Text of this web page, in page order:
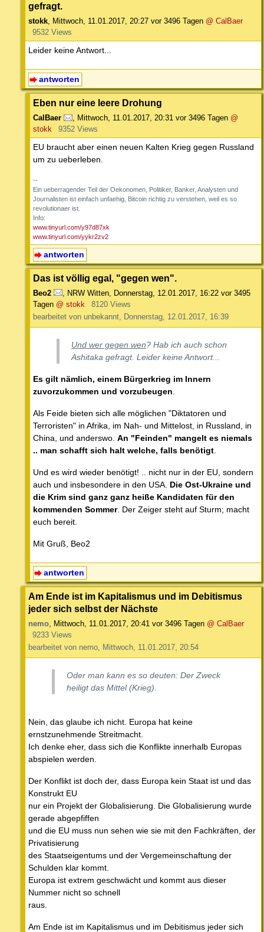
gefragt.
stokk, Mittwoch, 11.01.2017, 20:27 vor 3496 Tagen @ CalBaer
9532 Views
Leider keine Antwort...
antworten
Eben nur eine leere Drohung
CalBaer , Mittwoch, 11.01.2017, 20:31 vor 3496 Tagen @
stokk
9352 Views
EU braucht aber einen neuen Kalten Krieg gegen Russland
um zu ueberleben.
--
Ein ueberragender Teil der Oekonomen, Politiker, Banker, Analysten und
Journalisten ist einfach unfaehig, Bitcoin richtig zu verstehen, weil es so
revolutionaer ist.
Info:
www.tinyurl.com/y97d87xk
www.tinyurl.com/yykr2zv2
antworten
Das ist völlig egal, "gegen wen".
Beo2 NRW Witten Donnerstag, 12.01.2017, 16:22 vor 3495
Tagen @ stokk
8120 Views
bearbeitet von unbekannt, Donnerstag, 12.01.2017, 16:39
Und wer gegen wen? Hab ich auch schon
Ashitaka gefragt. Leider keine Antwort...
Es gilt nämlich, einem Bürgerkrieg im Innern
zuvorzukommen und vorzubeugen
Als Feide bieten sich alle möglichen "Diktatoren und
Terroristen" in Afrika, im Nah- und Mittelost, in Russland, in
China, und anderswo. An "Feinden" mangelt es niemals
.. man schafft sich halt welche, falls benötigt
Und es wird wieder benötigt! .. nicht nur in der EU, sondern
auch und insbesondere in den USA. Die Ost-Ukraine und
die Krim sind ganz ganz heiße Kandidaten für den
kommenden Sommer. Der Zeiger steht auf Sturm; macht
euch bereit.
Mit Gruß, Beo2
antworten
Am Ende ist im Kapitalismus und im Debitismus
jeder sich selbst der Nächste
nemo Mittwoch, 11.01.2017, 20:41 vor 3496 Tagen @ CalBaer
9233 Views
bearbeitet von nemo, Mittwoch, 11.01.2017, 20:54
Oder man kann es so deuten: Der Zweck
heiligt das Mittel (Krieg).
Nein, das glaube ich nicht. Europa hat keine
ernstzunehmende Streitmacht.
Ich denke eher, dass sich die Konflikte innerhalb Europas
abspielen werden.
Der Konflikt ist doch der, dass Europa kein Staat ist und das
Konstrukt EU
nur ein Projekt der Globalisierung. Die Globalisierung wurde
gerade abgepfiffen
und die EU muss nun sehen wie sie mit den Fachkräften, der
Privatisierung
des Staatseigentums und der Vergemeinschaftung der
Schulden klar kommt.
Europa ist extrem geschwächt und kommt aus dieser
Nummer nicht so schnell
raus.
Am Ende ist im Kapitalismus und im Debitismus jeder sich